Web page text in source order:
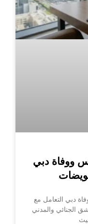
ووفاة دبي
دبي التعامل مع
الجنائي والمدني